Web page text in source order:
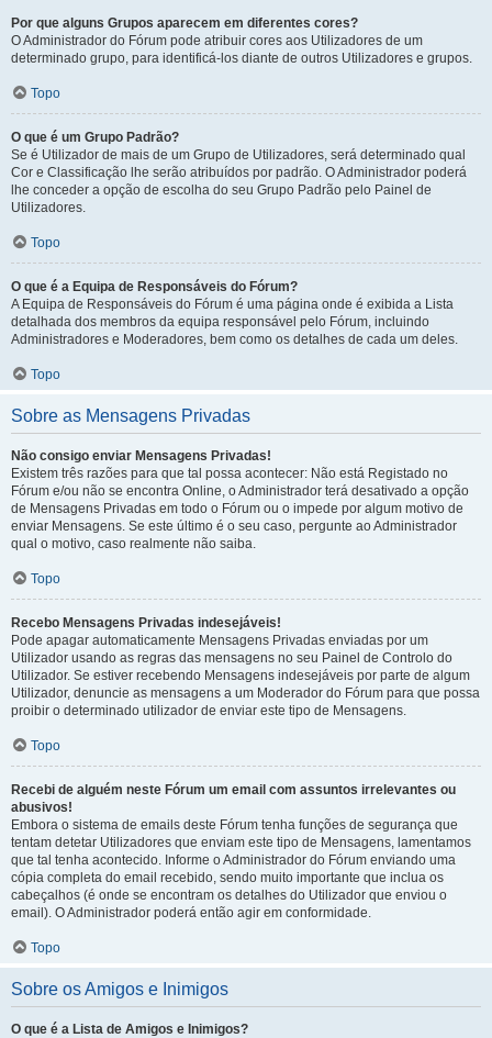
Por que alguns Grupos aparecem em diferentes cores?
O Administrador do Fórum pode atribuir cores aos Utilizadores de um
determinado grupo, para identificá-los diante de outros Utilizadores e grupos.
Topo
O que é um Grupo Padrão?
Se é Utilizador de mais de um Grupo de Utilizadores, será determinado qual
Cor e Classificação lhe serão atribuídos por padrão. O Administrador poderá
lhe conceder a opção de escolha do seu Grupo Padrão pelo Painel de
Utilizadores.
Topo
O que é a Equipa de Responsáveis do Fórum?
A Equipa de Responsáveis do Fórum é uma página onde é exibida a Lista
detalhada dos membros da equipa responsável pelo Fórum, incluindo
Administradores e Moderadores, bem como os detalhes de cada um deles.
Topo
Sobre as Mensagens Privadas
Não consigo enviar Mensagens Privadas!
Existem três razões para que tal possa acontecer: Não está Registado no
Fórum e/ou não se encontra Online, o Administrador terá desativado a opção
de Mensagens Privadas em todo o Fórum ou o impede por algum motivo de
enviar Mensagens. Se este último é o seu caso, pergunte ao Administrador
qual o motivo, caso realmente não saiba.
Topo
Recebo Mensagens Privadas indesejáveis!
Pode apagar automaticamente Mensagens Privadas enviadas por um
Utilizador usando as regras das mensagens no seu Painel de Controlo do
Utilizador. Se estiver recebendo Mensagens indesejáveis por parte de algum
Utilizador, denuncie as mensagens a um Moderador do Fórum para que possa
proibir o determinado utilizador de enviar este tipo de Mensagens.
Topo
Recebi de alguém neste Fórum um email com assuntos irrelevantes ou
abusivos!
Embora o sistema de emails deste Fórum tenha funções de segurança que
tentam detetar Utilizadores que enviam este tipo de Mensagens, lamentamos
que tal tenha acontecido. Informe o Administrador do Fórum enviando uma
cópia completa do email recebido, sendo muito importante que inclua os
cabeçalhos (é onde se encontram os detalhes do Utilizador que enviou o
email). O Administrador poderá então agir em conformidade.
Topo
Sobre os Amigos e Inimigos
O que é a Lista de Amigos e Inimigos?